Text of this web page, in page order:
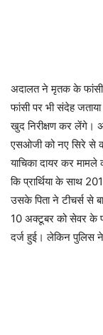
अदालत ने मृतक के
फांसी पर भी संदेह
खुद निरीक्षण कर लेंगे।
एसओजी को नए सिरे से
याचिका दायर कर मामले
कि प्रार्थिया के साथ
उसके पिता ने टीचर्स से
10 अक्टूबर को सेवर के
दर्ज हुई। लेकिन पुलिस